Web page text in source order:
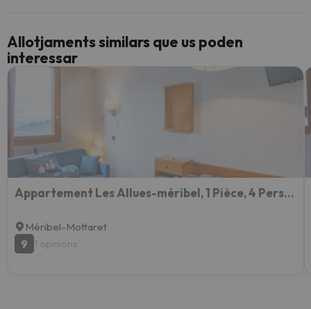
Allotjaments similars que us poden
interessar
Appartement Les Allues-méribel, 1 Pièce, 4 Personnes - Fr-1-355-102
Méribel-Mottaret
9
1 opinions